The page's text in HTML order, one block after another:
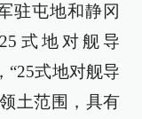
驻屯地和静冈
式地对舰导
“25式地对舰导
土范围，具有